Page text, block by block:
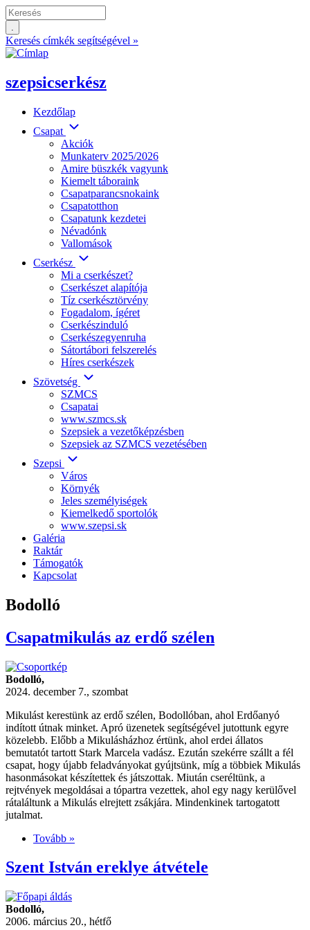
Ugrás
a
tartalomra
Keresés
Keresés címkék segítségével »
szepsicserkész
Elsődleges
linkek
Kezdőlap
Csapat
Akciók
Munkaterv 2025/2026
Amire büszkék vagyunk
Kiemelt táboraink
Csapatparancsnokaink
Csapatotthon
Csapatunk kezdetei
Névadónk
Vallomások
Cserkész
Mi a cserkészet?
Cserkészet alapítója
Tíz cserkésztörvény
Fogadalom, ígéret
Cserkészinduló
Cserkészegyenruha
Sátortábori felszerelés
Híres cserkészek
Szövetség
SZMCS
Csapatai
www.szmcs.sk
Szepsiek a vezetőképzésben
Szepsiek az SZMCS vezetésében
Szepsi
Város
Környék
Jeles személyiségek
Kiemelkedő sportolók
www.szepsi.sk
Galéria
Raktár
Támogatók
Kapcsolat
Bodolló
Csapatmikulás az erdő szélen
Bodolló,
2024. december 7., szombat
Mikulást kerestünk az erdő szélen, Bodollóban, ahol Erdőanyó
indított útnak minket. Apró üzenetek segítségével jutottunk egyre
közelebb. Előbb a Mikulásházhoz értünk, ahol erdei állatos
bemutatót tartott Stark Marcela vadász. Ezután szekérre szállt a fél
csapat, hogy újabb feladványokat gyújtsünk, míg a többiek Mikulás
hasonmásokat készítettek és játszottak. Miután cseréltünk, a
rejtvények megoldásai a tópartra vezettek, ahol egy nagy kerülővel
rátaláltunk a Mikulás elrejtett zsákjára. Mindenkinek tartogatott
jutalmat.
Tovább »
erdő
szélen)
Szent István ereklye átvétele
Bodolló,
2006. március 20., hétfő